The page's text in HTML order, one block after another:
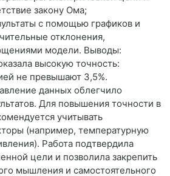
закону Ома;
с помощью графиков и
отклонения,
модели. Выводы:
высокую точность:
не превышают 3,5%.
данных облегчило
Для повышения точности в
учитывать
(например, температурную
Работа подтвердила
цели и позволила закрепить
мышления и самостоятельного